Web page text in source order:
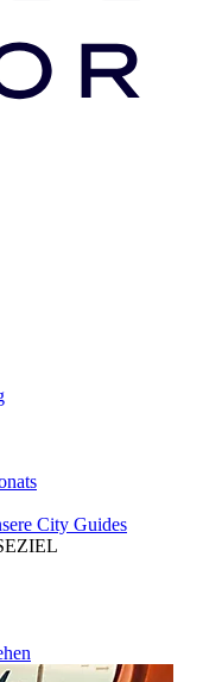
City Guides